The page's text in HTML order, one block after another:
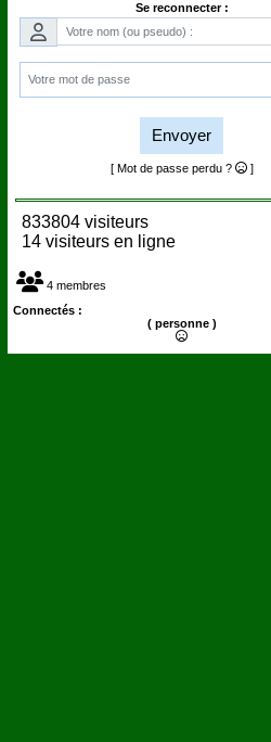
Se reconnecter :
Envoyer
[ Mot de passe perdu ? ]
833804 visiteurs
14 visiteurs en ligne
4 membres
Connectés :
( personne )